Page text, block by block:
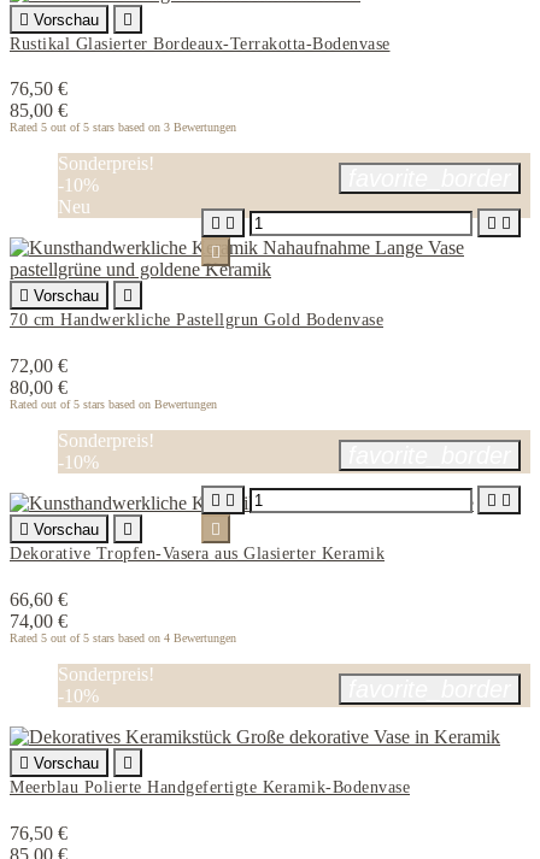
 Vorschau

Rustikal Glasierter Bordeaux-Terrakotta-Bodenvase
76,50 €
85,00 €
Rated 5 out of 5 stars based on 3 Bewertungen
Sonderpreis!
-10%
Neu
 Vorschau

70 cm Handwerkliche Pastellgrun Gold Bodenvase
72,00 €
80,00 €
Rated out of 5 stars based on Bewertungen
   

Sonderpreis!
-10%
 Vorschau

Dekorative Tropfen-Vasera aus Glasierter Keramik
66,60 €
74,00 €
Rated 5 out of 5 stars based on 4 Bewertungen
   

Sonderpreis!
-10%
 Vorschau

Meerblau Polierte Handgefertigte Keramik-Bodenvase
76,50 €
85,00 €